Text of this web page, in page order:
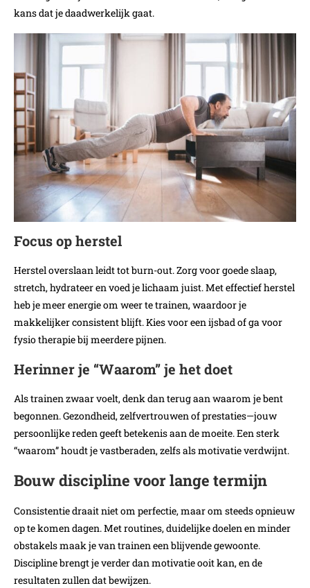
kans dat je daadwerkelijk gaat.
Focus op herstel
Herstel overslaan leidt tot burn-out. Zorg voor goede slaap,
stretch, hydrateer en voed je lichaam juist. Met effectief herstel
heb je meer energie om weer te trainen, waardoor je
makkelijker consistent blijft. Kies voor een ijsbad of ga voor
fysio therapie bij meerdere pijnen.
Herinner je “Waarom” je het doet
Als trainen zwaar voelt, denk dan terug aan waarom je bent
begonnen. Gezondheid, zelfvertrouwen of prestaties—jouw
persoonlijke reden geeft betekenis aan de moeite. Een sterk
“waarom” houdt je vastberaden, zelfs als motivatie verdwijnt.
Bouw discipline voor lange termijn
Consistentie draait niet om perfectie, maar om steeds opnieuw
op te komen dagen. Met routines, duidelijke doelen en minder
obstakels maak je van trainen een blijvende gewoonte.
Discipline brengt je verder dan motivatie ooit kan, en de
resultaten zullen dat bewijzen.